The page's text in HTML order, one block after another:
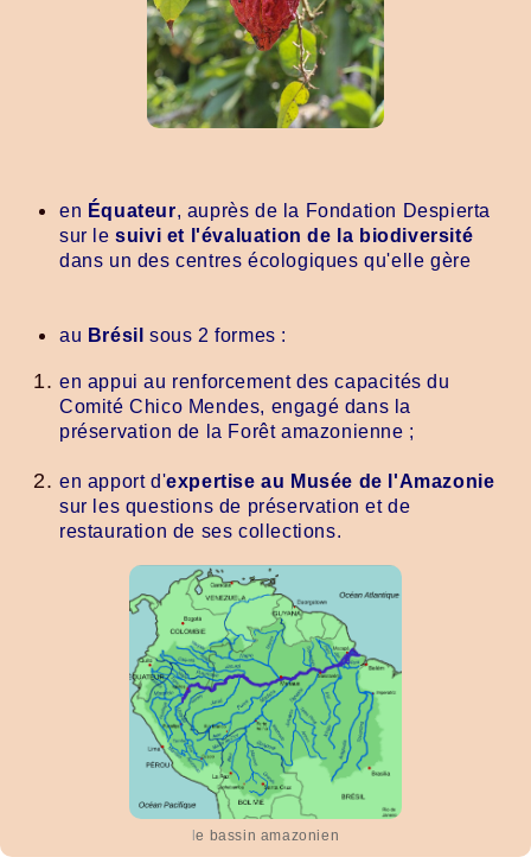
en Équateur, auprès de la Fondation Despierta
sur lesuivi et l'évaluation de la biodiversité
dans un des centres écologiques qu'elle gère
au Brésilsous 2 formes :
en appui au renforcement des capacités du
Comité Chico Mendes, engagé dans la
préservation de la Forêt amazonienne ;
en apport d'expertise au Musée de l'Amazonie
sur les questions de préservation et de
restauration de ses collections.
le bassin amazonien